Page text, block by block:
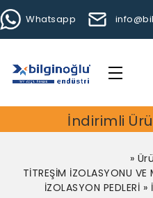
Whatsapp
İndirimli
»
TİTREŞİM İZOLASYONU
İZOLASYON PEDLERİ »